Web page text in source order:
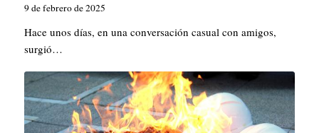
9 de febrero de 2025
Hace unos días, en una conversación casual con amigos,
surgió…